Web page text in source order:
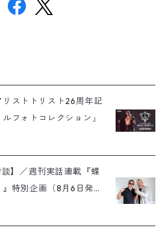
リストトリスト26周年記
フォトコレクション」
談】／週刊実話連載『蝶
特別企画（8月6日発売